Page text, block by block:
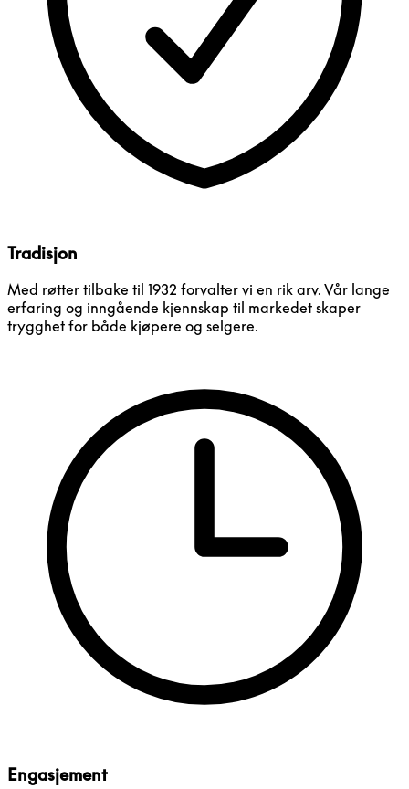
Tradisjon
Med røtter tilbake til 1932 forvalter vi en rik arv. Vår lange
erfaring og inngående kjennskap til markedet skaper
trygghet for både kjøpere og selgere.
Engasjement